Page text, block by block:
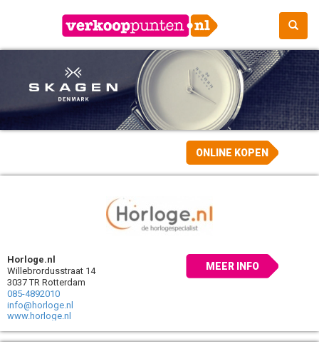
ONLINE KOPEN
Horloge.nl
Willebrordusstraat 14
3037 TR Rotterdam
085-4892010
info@horloge.nl
www.horloge.nl
MEER INFO